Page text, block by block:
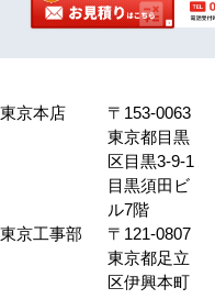
東京本店
〒153-0063
東京都目黒
区目黒3-9-1
目黒須田ビ
ル7階
東京工事部
〒121-0807
東京都足立
区伊興本町